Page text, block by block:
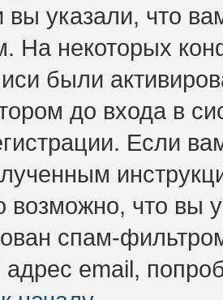
вы указали, что
На некоторых
были
до входа в
Если
возможно, что вы
спам-
email,